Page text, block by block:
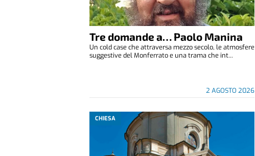
Tre domande a… Paolo Manina
2 AGOSTO 2026
Un cold case che attraversa mezzo secolo, le atmosfere
suggestive del Monferrato e una trama che int...
CHIESA